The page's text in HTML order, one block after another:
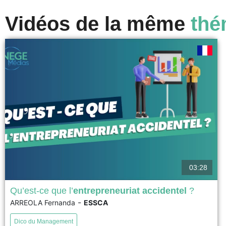
Vidéos de la même
Ce DICO explore l'entrepreneuriat accidentel à travers le
cas Van Gogh Roots. En 2020, le couple Serlinger
03:28
Qu’est-ce que l’entrepreneuriat accidentel ?
ARREOLA Fernanda - ESSCA
Dico du Management